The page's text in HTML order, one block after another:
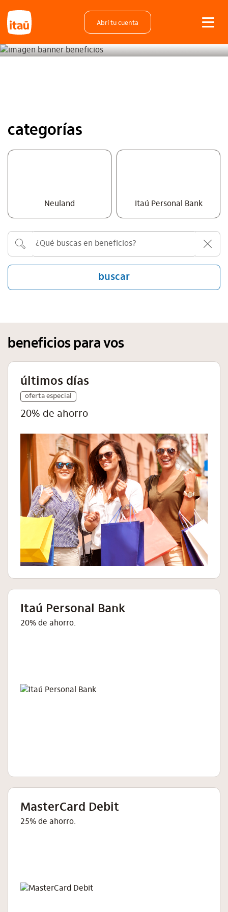
Abrí tu cuenta
categorías
Neuland Itaú Personal Bank
buscar
beneficios para vos
últimos días
oferta especial
20% de ahorro
Itaú Personal Bank
20% de ahorro.
MasterCard Debit
25% de ahorro.